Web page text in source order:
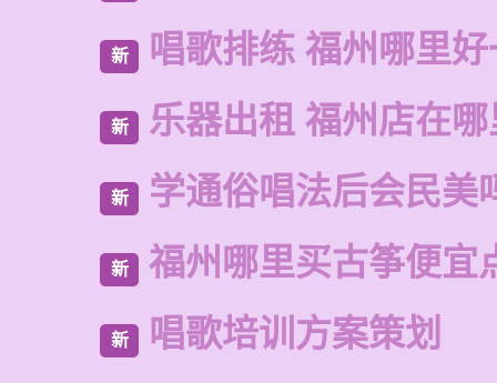
新 唱歌排练 福州哪里
新 乐器出租 福州店在
新 学通俗唱法后会民美
新 福州哪里买古筝便宜
新 唱歌培训方案策划